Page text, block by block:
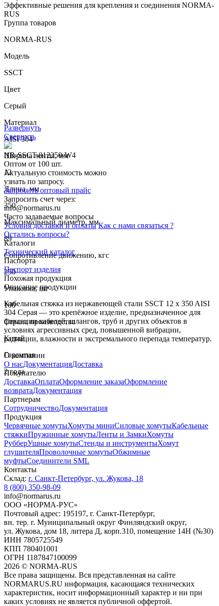
Эффективные решения для крепления и соединения NORMA-
RUS
Группа товаров
NORMA-RUS
Модель
SSCT
Цвет
Серый
Материал
AISI 304
Ширина ленты, мм
12
Длина, мм
350
Максимальный диаметр, мм
89
Сопротивление движению, кгс
250
Упаковка, шт
100
Страна производства
Китай
Гарантия
2 года
Развернуть
Свернуть
NR-SSCT-012350-W4
Оптом от 100 шт.
Актуальную стоимость можно
узнать по запросу.
Запросить оптовый прайс
Запросить счет через:
info@normarus.ru
Часто задаваемые вопросы
Условия доставки и оплаты Как с нами связаться ?
Остались вопросы?
Каталоги
Технический каталог
Паспорта
Паспорт изделия
Похожая продукция
Описание продукции
Кабельная стяжка из нержавеющей стали SSCT 12 x 350 AISI
304 Серая — это крепёжное изделие, предназначенное для
фиксации кабелей, шлангов, труб и других объектов в
условиях агрессивных сред, повышенной вибрации,
радиации, влажности и экстремального перепада температур.
О компании
О насДокументацияДоставка
Покупателю
ДоставкаОплатаОформление заказаОформление
возвратаДокументация
Партнерам
СотрудничествоДокументация
Продукция
Червячные хомутыХомуты миниСиловые хомутыКабельные
стяжкиПружинные хомутыЛенты и ЗамкиХомуты
РубберУшные хомутыСтенды и инструментыХомут
глушителяПроволочные хомутыОбжимные
муфтыСоединители SML
Контакты
Склад: г. Санкт-Петербург, ул. Жукова, 18
8 (800) 350-98-09
info@normarus.ru
ООО «НОРМА-РУС»
Почтовый адрес: 195197, г. Санкт-Петербург,
вн. тер. г. Муниципальный округ Финляндский округ,
ул. Жукова, дом 18, литера Д, корп.310, помещение 14Н (№30)
ИНН 7805725549
КПП 780401001
ОГРН 1187847100099
2026 © NORMA-RUS
Все права защищены. Вся представленная на сайте
NORMARUS.RU информация, касающаяся технических
характеристик, носит информационный характер и ни при
каких условиях не является публичной оффертой.‍